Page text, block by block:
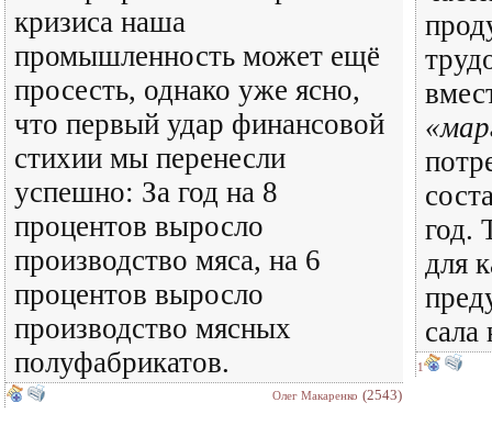
кризиса наша
промышленность может ещё
просесть, однако уже ясно,
что первый удар финансовой
стихии мы перенесли
успешно: За год на 8
процентов выросло
производство мяса, на 6
процентов выросло
производство мясных
полуфабрикатов.
Олег Макаренко (2543)
год.
для
сала
1